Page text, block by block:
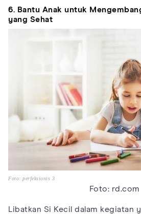
6. Bantu Anak untuk
yang Sehat
Foto: perfeksionis 3
Foto: rd.com
Libatkan Si Kecil dalam kegiatan